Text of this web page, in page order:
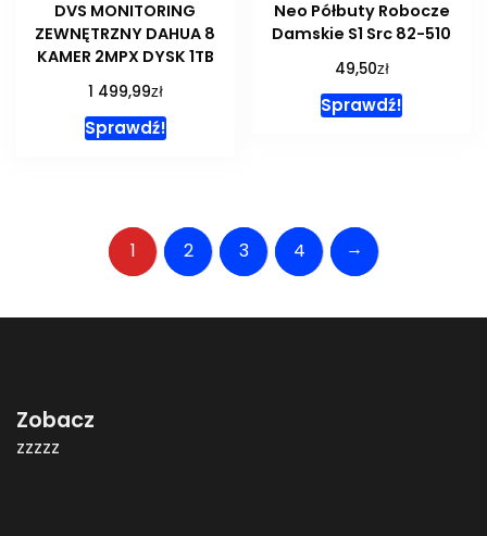
DVS MONITORING
ZEWNĘTRZNY DAHUA 8
KAMER 2MPX DYSK 1TB
1 499,99zł
Sprawdź!
Neo Półbuty Robocze
Damskie S1 Src 82-510
49,50zł
Sprawdź!
1 2 3 4 →
Zobacz
zzzzz